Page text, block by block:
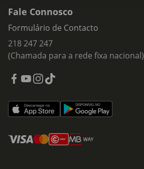
Fale Connosco
Formulário de Contacto
218 247 247
(Chamada para a rede fixa nacional)